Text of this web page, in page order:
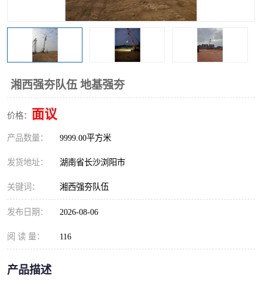
湘西强夯队伍 地基强夯
价格： 面议
产品数量： 9999.00平方米
发货地址： 湖南省长沙浏阳市
关键词： 湘西强夯队伍
发布日期： 2026-08-06
阅 读 量： 116
产品描述